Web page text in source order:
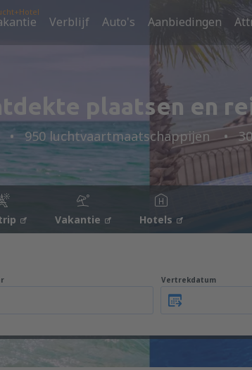
Verblijf Auto's Aanbiedingen
plaatsen en
950 luchtvaartmaatschappijen
Vakantie Hotels
Vertrekdatum